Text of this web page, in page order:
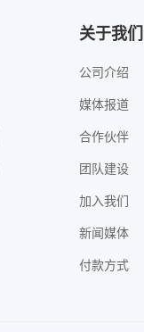
关于我们
公司介绍
媒体报道
合作伙伴
团队建设
加入我们
新闻媒体
付款方式